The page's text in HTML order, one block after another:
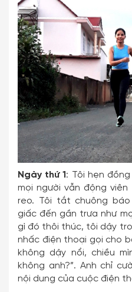
Ngày thứ 1: Tôi hẹn
mọi người vẫn động
reo. Tôi tắt chuông
giấc đến gần trưa như
gì đó thôi thúc, tôi dậy
nhấc điện thoại gọi cho
không dậy nổi, chiều
không anh?”. Anh chỉ
nội dung của cuộc điện